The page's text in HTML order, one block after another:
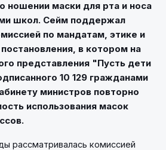
ношении маски для рта и носа
школ. Сейм поддержал
по мандатам, этике и
в котором на
представления "Пусть дети
10 129 гражданами
министров повторно
использования масок
рассматривалась комиссией